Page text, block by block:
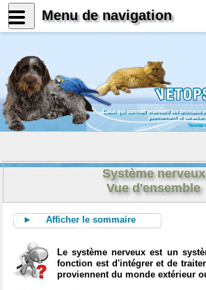
Celui qui connait vraiment les animaux
pleinement le
Konrad
Système nerveux
Vue d'ensemble
► Afficher le sommaire
Le système nerveux est un
fonction est d'intégrer et de
proviennent du monde extérieur
Menu de navigation